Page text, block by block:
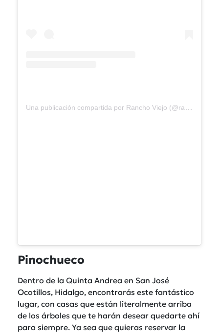
Una publicación compartida por Rancho Viejo (@rancho.viejo)
Pinochueco
Dentro de la Quinta Andrea en San José
Ocotillos, Hidalgo, encontrarás este fantástico
lugar, con casas que están literalmente arriba
de los árboles que te harán desear quedarte ahí
para siempre. Ya sea que quieras reservar la